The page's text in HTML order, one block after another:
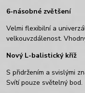
6-násobné zvětšení
Velmi flexibilní a
velkouvzdálenost.
Nový L-balistický kříž
S přidržením a svislými
Svítí pouze světelný bod.